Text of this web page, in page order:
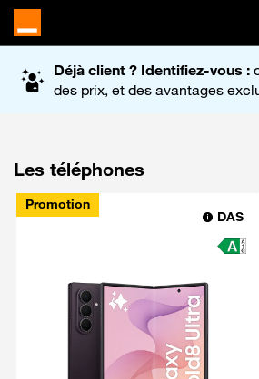
Accueil du site Orange
Déjà client ? Identifiez-vous :
des prix, et des avantages
Les téléphones
Promotion
DAS